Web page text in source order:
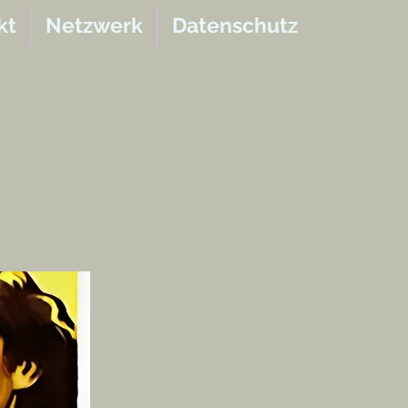
Netzwerk Datenschutz